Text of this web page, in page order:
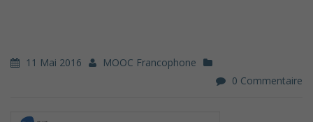
11 Mai 2016
MOOC Francophone
0 Commentaire